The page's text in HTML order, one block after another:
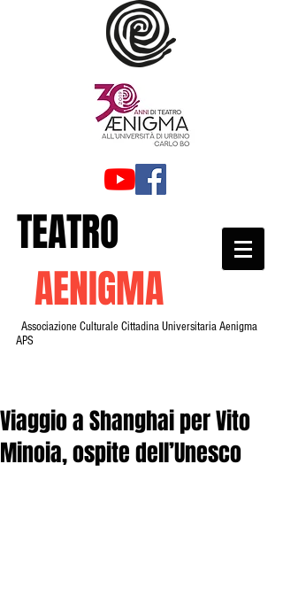
TEATRO
AENIGMA
Associazione Culturale Cittadina Universitaria Aenigma
APS
Viaggio a Shanghai per Vito
Minoia, ospite dell’Unesco